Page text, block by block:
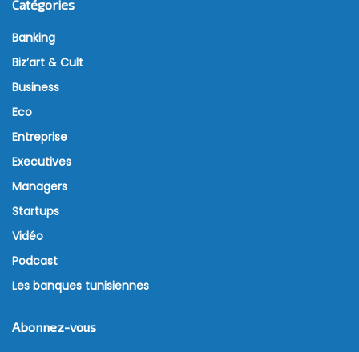
Catégories
Banking
Biz’art & Cult
Business
Eco
Entreprise
Executives
Managers
Startups
Vidéo
Podcast
Les banques tunisiennes
Abonnez-vous